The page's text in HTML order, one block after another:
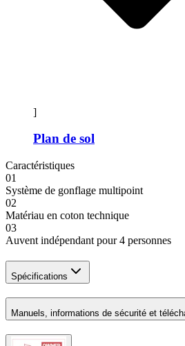
]
Plan de sol
Caractéristiques
01
Système de gonflage multipoint
02
Matériau en coton technique
03
Auvent indépendant pour 4 personnes
Spécifications
Manuels, informations de sécurité et